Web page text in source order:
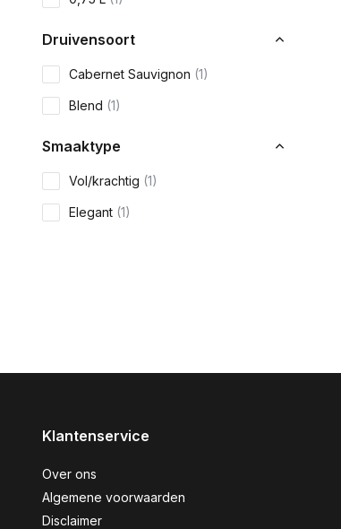
Druivensoort
Cabernet Sauvignon (1)
Blend (1)
Smaaktype
Vol/krachtig (1)
Elegant (1)
Klantenservice
Over ons
Algemene voorwaarden
Disclaimer